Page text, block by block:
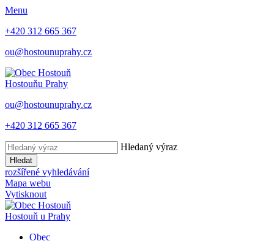
Menu
+420 312 665 367
ou@hostounuprahy.cz
Hostouňu Prahy
ou@hostounuprahy.cz
+420 312 665 367
Hledaný výraz
Hledat
rozšířené vyhledávání
Mapa webu
Vytisknout
Hostouň u Prahy
Obec